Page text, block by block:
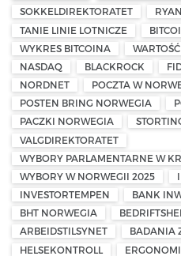
SOKKELDIREKTORATET
TANIE LINIE LOTNICZE
WYKRES BITCOINA
NASDAQ
BLACKROCK
NORDNET
POCZTA W
POSTEN BRING NORWEGIA
PACZKI NORWEGIA
VALGDIREKTORATET
WYBORY PARLAMENTARNE W
WYBORY W NORWEGII 2025
INVESTORTEMPEN
BANK
BHT NORWEGIA
ARBEIDSTILSYNET
BADANIA
HELSEKONTROLL